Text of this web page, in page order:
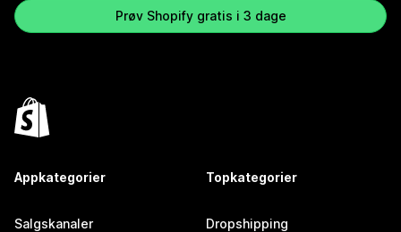
Prøv Shopify gratis i 3 dage
Appkategorier
Salgskanaler
Topkategorier
Dropshipping